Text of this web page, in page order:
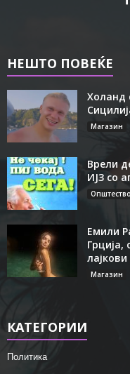
НЕШТО ПОВЕЌЕ
Холанд
Магазин
Врели
ИЈЗ со
Општество
Емили
лајкови
Магазин
КАТЕГОРИИ
Политика